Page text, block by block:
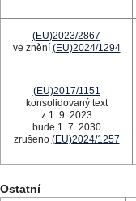
(EU)2023/2867
ve znění (EU)2024/1294
(EU)2017/1151
konsolidovaný text
z 1. 9. 2023
bude 1. 7. 2030
zrušeno (EU)2024/1257
Ostatní